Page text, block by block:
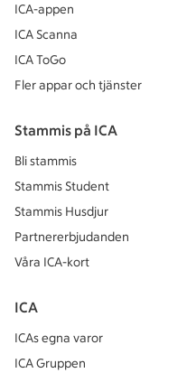
ICA-appen
ICA Scanna
ICA ToGo
Fler appar och tjänster
Stammis på ICA
Bli stammis
Stammis Student
Stammis Husdjur
Partnererbjudanden
Våra ICA-kort
ICA
ICAs egna varor
ICA Gruppen